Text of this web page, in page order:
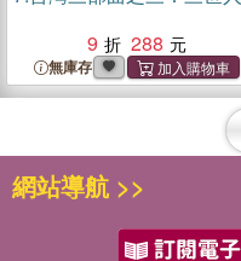
9
288
無庫存
網站導航 >>